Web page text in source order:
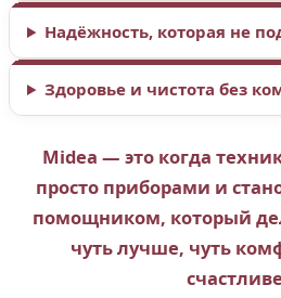
Надёжность, которая не
Здоровье и чистота без
Midea — это когда
просто приборами и
помощником, который
чуть лучше, чуть